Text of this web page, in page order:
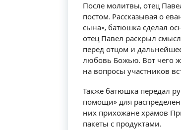
После молитвы, отец
постом. Рассказывая о
сына», батюшка сделал
отец Павел раскрыл
перед отцом и
любовь Божью. Вот чего
на вопросы участников
Также батюшка передал
помощи» для
них прихожане храмов
пакеты с продуктами.